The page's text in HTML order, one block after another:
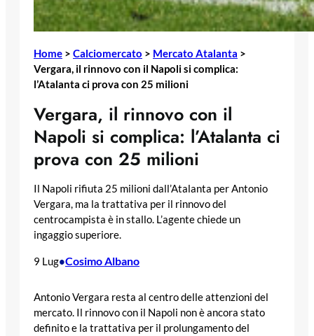
Home > Calciomercato > Mercato Atalanta >
Vergara, il rinnovo con il Napoli si complica:
l’Atalanta ci prova con 25 milioni
Vergara, il rinnovo con il
Napoli si complica: l’Atalanta ci
prova con 25 milioni
Il Napoli rifiuta 25 milioni dall’Atalanta per Antonio
Vergara, ma la trattativa per il rinnovo del
centrocampista è in stallo. L’agente chiede un
ingaggio superiore.
9 Lug•Cosimo Albano
Antonio Vergara resta al centro delle attenzioni del
mercato. Il rinnovo con il Napoli non è ancora stato
definito e la trattativa per il prolungamento del